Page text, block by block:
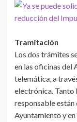
Tramitación
Los dos trámites
en las oficinas del
telemática, a
electrónica. Tanto
responsable están
Ayuntamiento y